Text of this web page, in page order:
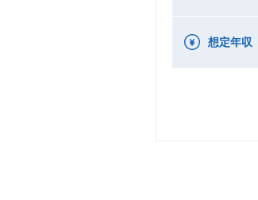
想定年収